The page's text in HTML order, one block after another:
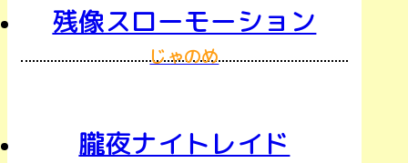
残像スローモーション
じゃのめ
朧夜ナイトレイド